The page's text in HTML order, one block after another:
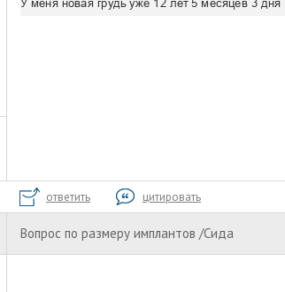
ответить цитировать
Вопрос по размеру имплантов /Сида